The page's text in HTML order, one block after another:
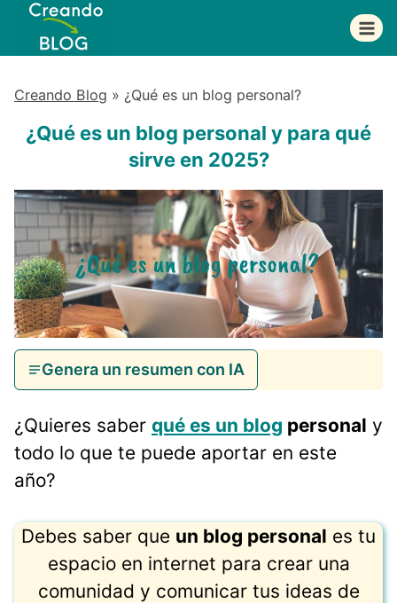
Saltar
contenido
Creando Blog » ¿Qué es un blog personal?
¿Qué es un blog personal y para qué
sirve en 2025?
Genera un resumen con IA
¿Quieres saber qué es un blog personal y
todo lo que te puede aportar en este
año?
Debes saber que un blog personal es tu
espacio en internet para crear una
comunidad y comunicar tus ideas de